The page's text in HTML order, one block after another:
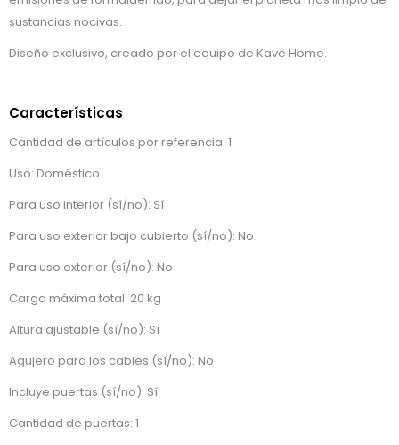
sustancias nocivas.
Diseño exclusivo, creado por el equipo de Kave Home.
Características
Cantidad de artículos por referencia: 1
Uso: Doméstico
Para uso interior (sí/no): Sí
Para uso exterior bajo cubierto (sí/no): No
Para uso exterior (sí/no): No
Carga máxima total: 20 kg
Altura ajustable (sí/no): Sí
Agujero para los cables (sí/no): No
Incluye puertas (sí/no): Sí
Cantidad de puertas: 1